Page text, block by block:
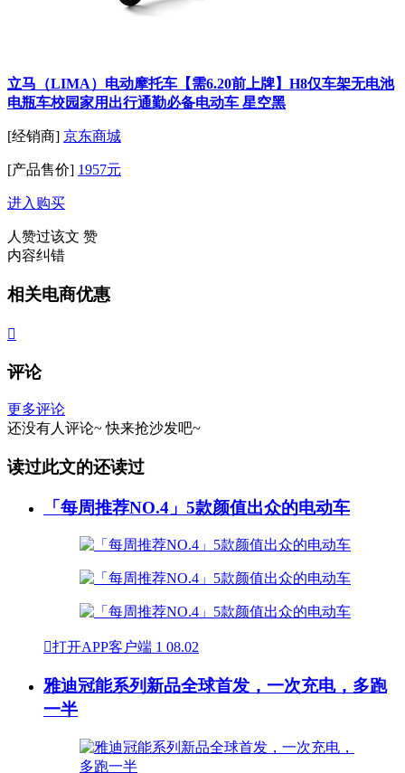
立马（LIMA）电动摩托车【需6.20前上牌】H8仅车架无电池
电瓶车校园家用出行通勤必备电动车 星空黑
[经销商] 京东商城
[产品售价] 1957元
进入购买
人赞过该文 赞
内容纠错
相关电商优惠

评论
更多评论
还没有人评论~ 快来抢沙发吧~
读过此文的还读过
「每周推荐NO.4」5款颜值出众的电动车
打开APP客户端 1 08.02
雅迪冠能系列新品全球首发，一次充电，多跑
一半